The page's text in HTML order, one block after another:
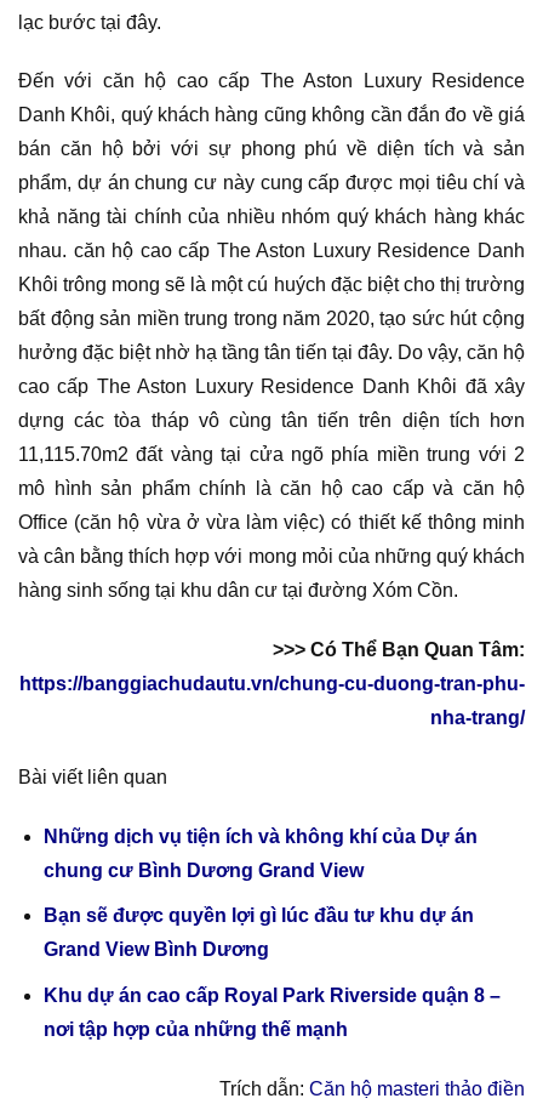
lạc bước tại đây.
Đến với căn hộ cao cấp The Aston Luxury Residence
Danh Khôi, quý khách hàng cũng không cần đắn đo về giá
bán căn hộ bởi với sự phong phú về diện tích và sản
phẩm, dự án chung cư này cung cấp được mọi tiêu chí và
khả năng tài chính của nhiều nhóm quý khách hàng khác
nhau. căn hộ cao cấp The Aston Luxury Residence Danh
Khôi trông mong sẽ là một cú huých đặc biệt cho thị trường
bất động sản miền trung trong năm 2020, tạo sức hút cộng
hưởng đặc biệt nhờ hạ tầng tân tiến tại đây. Do vậy, căn hộ
cao cấp The Aston Luxury Residence Danh Khôi đã xây
dựng các tòa tháp vô cùng tân tiến trên diện tích hơn
11,115.70m2 đất vàng tại cửa ngõ phía miền trung với 2
mô hình sản phẩm chính là căn hộ cao cấp và căn hộ
Office (căn hộ vừa ở vừa làm việc) có thiết kế thông minh
và cân bằng thích hợp với mong mỏi của những quý khách
hàng sinh sống tại khu dân cư tại đường Xóm Cồn.
>>> Có Thể Bạn Quan Tâm:
https://banggiachudautu.vn/chung-cu-duong-tran-phu-
nha-trang/
Bài viết liên quan
Những dịch vụ tiện ích và không khí của Dự án
chung cư Bình Dương Grand View
Bạn sẽ được quyền lợi gì lúc đầu tư khu dự án
Grand View Bình Dương
Khu dự án cao cấp Royal Park Riverside quận 8 –
nơi tập hợp của những thế mạnh
Trích dẫn: Căn hộ masteri thảo điền